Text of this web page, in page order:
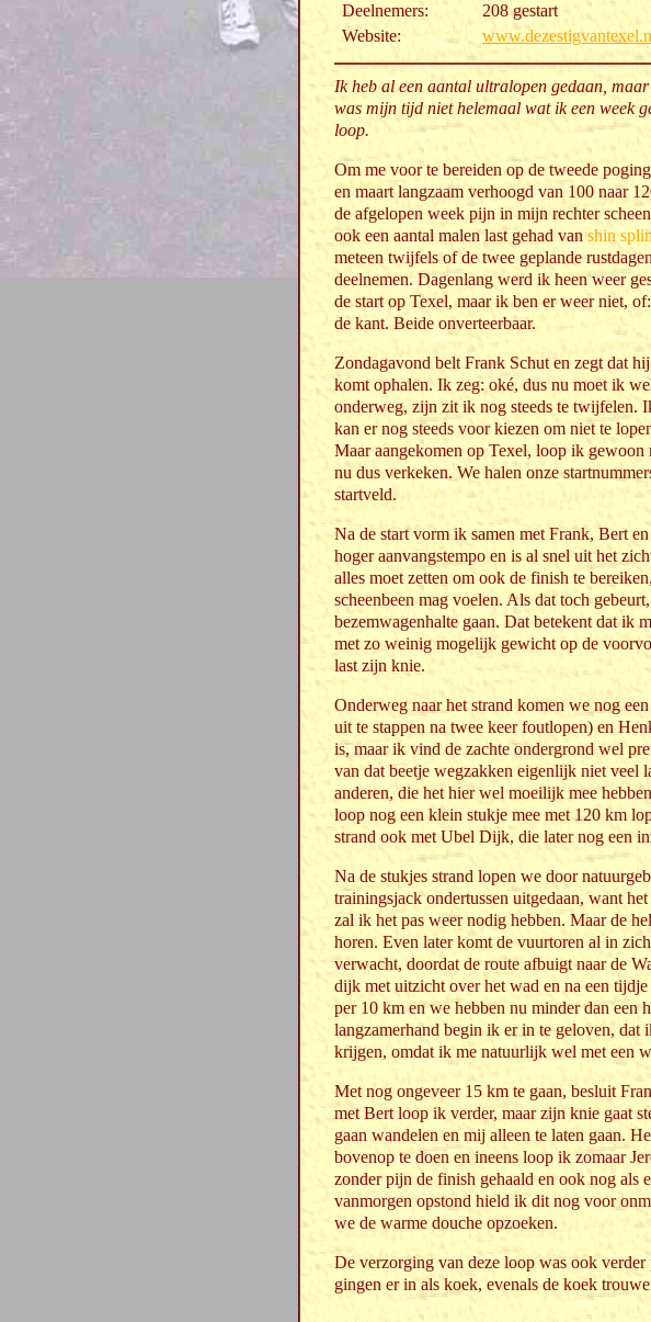
Deelnemers:
208 gestart
Website:
Ik heb al een aantal ultralopen gedaan,
was mijn tijd niet helemaal wat ik een week
loop.
Om me voor te bereiden op de tweede
en maart langzaam verhoogd van 100 naar
de afgelopen week pijn in mijn rechter
ook een aantal malen last gehad vanshin
meteen twijfels of de twee geplande
deelnemen. Dagenlang werd ik heen weer
de start op Texel, maar ik ben er weer niet,
de kant. Beide onverteerbaar.
Zondagavond belt Frank Schut en zegt dat
komt ophalen. Ik zeg: oké, dus nu moet ik
onderweg, zijn zit ik nog steeds te twijfelen.
kan er nog steeds voor kiezen om niet te
Maar aangekomen op Texel, loop ik gewoon
nu dus verkeken. We halen onze
startveld.
Na de start vorm ik samen met Frank, Bert
hoger aanvangstempo en is al snel uit het
alles moet zetten om ook de finish te
scheenbeen mag voelen. Als dat toch
bezemwagenhalte gaan. Dat betekent dat ik
met zo weinig mogelijk gewicht op de
last zijn knie.
Onderweg naar het strand komen we nog
uit te stappen na twee keer foutlopen) en
is, maar ik vind de zachte ondergrond wel
van dat beetje wegzakken eigenlijk niet veel
anderen, die het hier wel moeilijk mee
loop nog een klein stukje mee met 120 km
strand ook met Ubel Dijk, die later nog een
Na de stukjes strand lopen we door
trainingsjack ondertussen uitgedaan, want
zal ik het pas weer nodig hebben. Maar de
horen. Even later komt de vuurtoren al in
verwacht, doordat de route afbuigt naar de
dijk met uitzicht over het wad en na een
per 10 km en we hebben nu minder dan een
langzamerhand begin ik er in te geloven,
krijgen, omdat ik me natuurlijk wel met een
Met nog ongeveer 15 km te gaan, besluit
met Bert loop ik verder, maar zijn knie gaat
gaan wandelen en mij alleen te laten gaan.
bovenop te doen en ineens loop ik zomaar
zonder pijn de finish gehaald en ook nog als
vanmorgen opstond hield ik dit nog voor
we de warme douche opzoeken.
De verzorging van deze loop was ook
gingen er in als koek, evenals de koek